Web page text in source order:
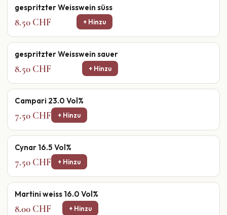
gespritzter Weisswein süss
8.50 CHF + Hinzu
gespritzter Weisswein sauer
8.50 CHF + Hinzu
Campari 23.0 Vol%
7.50 CHF + Hinzu
Cynar 16.5 Vol%
7.50 CHF + Hinzu
Martini weiss 16.0 Vol%
8.00 CHF + Hinzu